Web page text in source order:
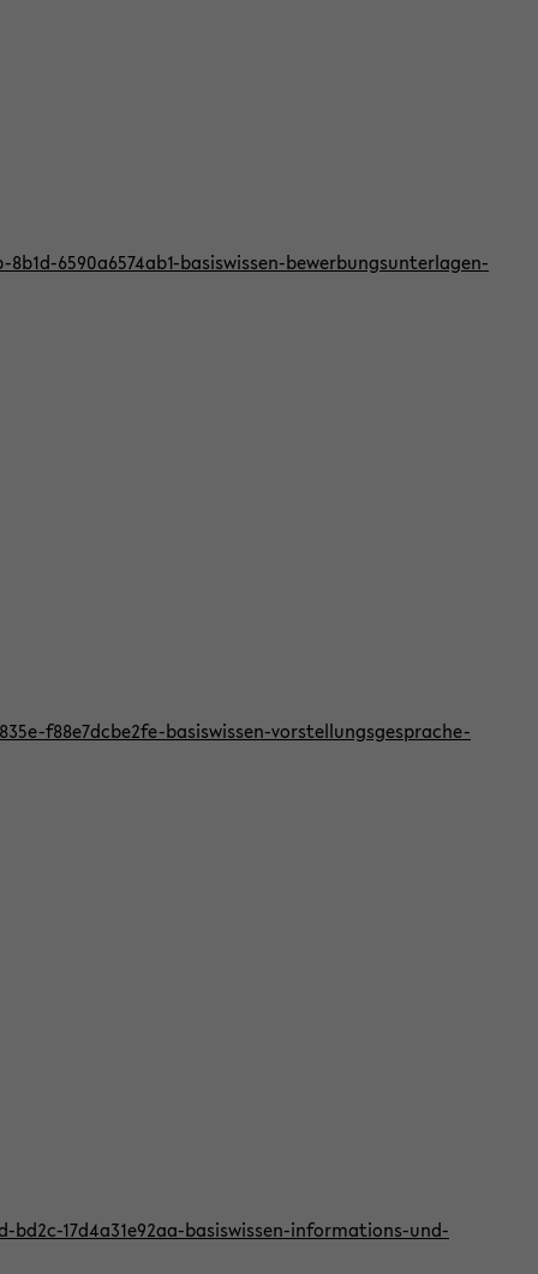
6590a6574ab1-basiswissen-bewerbungsunterlagen-
f88e7dcbe2fe-basiswissen-vorstellungsgesprache-
17d4a31e92aa-basiswissen-informations-und-